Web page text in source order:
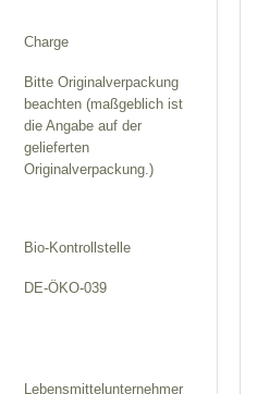
Charge
Bitte Originalverpackung
beachten (maßgeblich ist
die Angabe auf der
gelieferten
Originalverpackung.)
Bio-Kontrollstelle
DE-ÖKO-039
Lebensmittelunternehmer